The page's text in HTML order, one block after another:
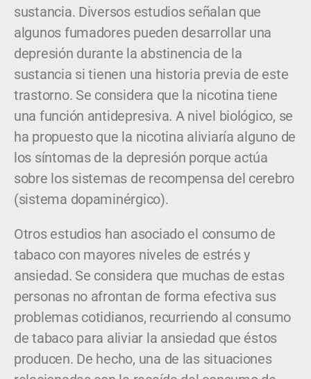
sustancia. Diversos estudios señalan que
algunos fumadores pueden desarrollar una
depresión durante la abstinencia de la
sustancia si tienen una historia previa de este
trastorno. Se considera que la nicotina tiene
una función antidepresiva. A nivel biológico, se
ha propuesto que la nicotina aliviaría alguno de
los síntomas de la depresión porque actúa
sobre los sistemas de recompensa del cerebro
(sistema dopaminérgico).
Otros estudios han asociado el consumo de
tabaco con mayores niveles de estrés y
ansiedad. Se considera que muchas de estas
personas no afrontan de forma efectiva sus
problemas cotidianos, recurriendo al consumo
de tabaco para aliviar la ansiedad que éstos
producen. De hecho, una de las situaciones